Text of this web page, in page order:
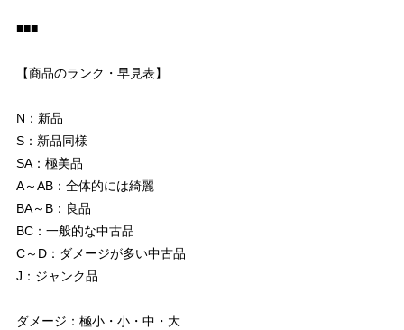
■■■
【商品のランク・早見表】
N：新品
S：新品同様
SA：極美品
A～AB：全体的には綺麗
BA～B：良品
BC：一般的な中古品
C～D：ダメージが多い中古品
J：ジャンク品
ダメージ：極小・小・中・大